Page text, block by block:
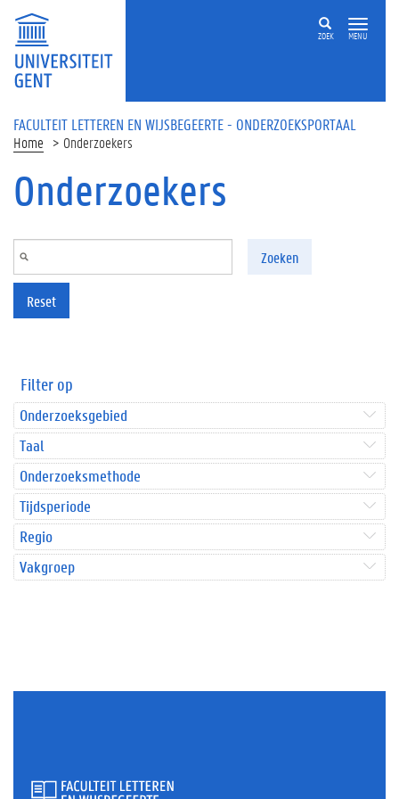
Overslaan en naar de inhoud gaan
ZOEK MENU
FACULTEIT LETTEREN EN WIJSBEGEERTE - ONDERZOEKSPORTAAL
Home Onderzoekers
Onderzoekers
Zoeken
Reset
Filter op
Onderzoeksgebied
Taal
Onderzoeksmethode
Tijdsperiode
Regio
Vakgroep